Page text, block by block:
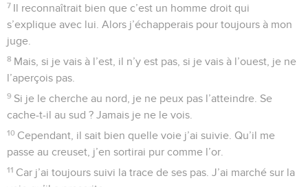
7 Il reconnaîtrait bien que c’est un homme droit qui
s’explique avec lui. Alors j’échapperais pour toujours à mon
juge.
8 Mais, si je vais à l’est, il n’y est pas, si je vais à l’ouest, je ne
l’aperçois pas.
9 Si je le cherche au nord, je ne peux pas l’atteindre. Se
cache-t-il au sud ? Jamais je ne le vois.
10 Cependant, il sait bien quelle voie j’ai suivie. Qu’il me
passe au creuset, j’en sortirai pur comme l’or.
11 Car j’ai toujours suivi la trace de ses pas. J’ai marché sur la